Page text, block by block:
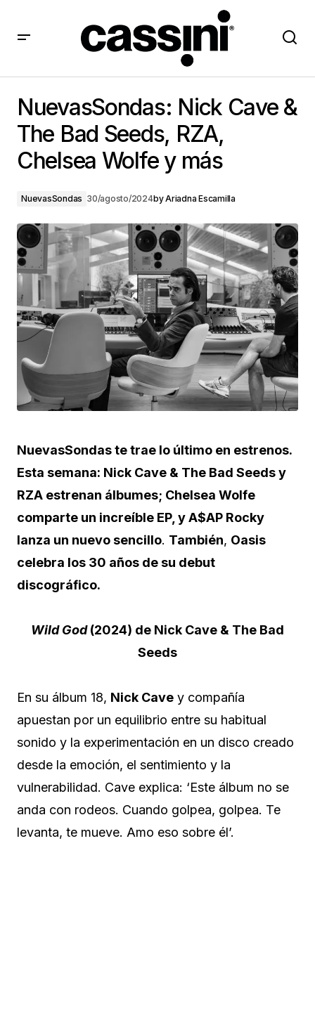
Chelsea Wolfe y más
NuevasSondas: Nick Cave &
The Bad Seeds, RZA,
Chelsea Wolfe y más
NuevasSondas 30/agosto/2024byAriadna Escamilla
NuevasSondas te trae lo último en estrenos.
Esta semana: Nick Cave & The Bad Seeds y
RZA estrenan álbumes; Chelsea Wolfe
comparte un increíble EP, y A$AP Rocky
lanza un nuevo sencillo. También, Oasis
celebra los 30 años de su debut
discográfico.
Wild God(2024) de Nick Cave & The Bad
Seeds
En su álbum 18, Nick Cave y compañía
apuestan por un equilibrio entre su habitual
sonido y la experimentación en un disco creado
desde la emoción, el sentimiento y la
vulnerabilidad. Cave explica: ‘Este álbum no se
anda con rodeos. Cuando golpea, golpea. Te
levanta, te mueve. Amo eso sobre él’.